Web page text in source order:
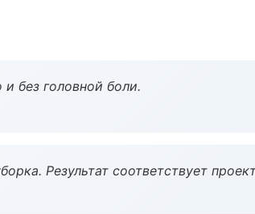
и без головной боли.
Результат соответствует